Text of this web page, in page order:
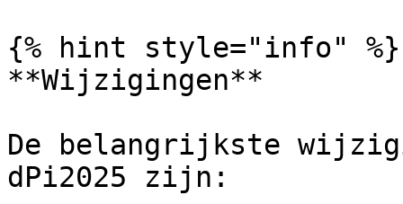
{% hint style="info" %}
**Wijzigingen**
De belangrijkste
dPi2025 zijn: